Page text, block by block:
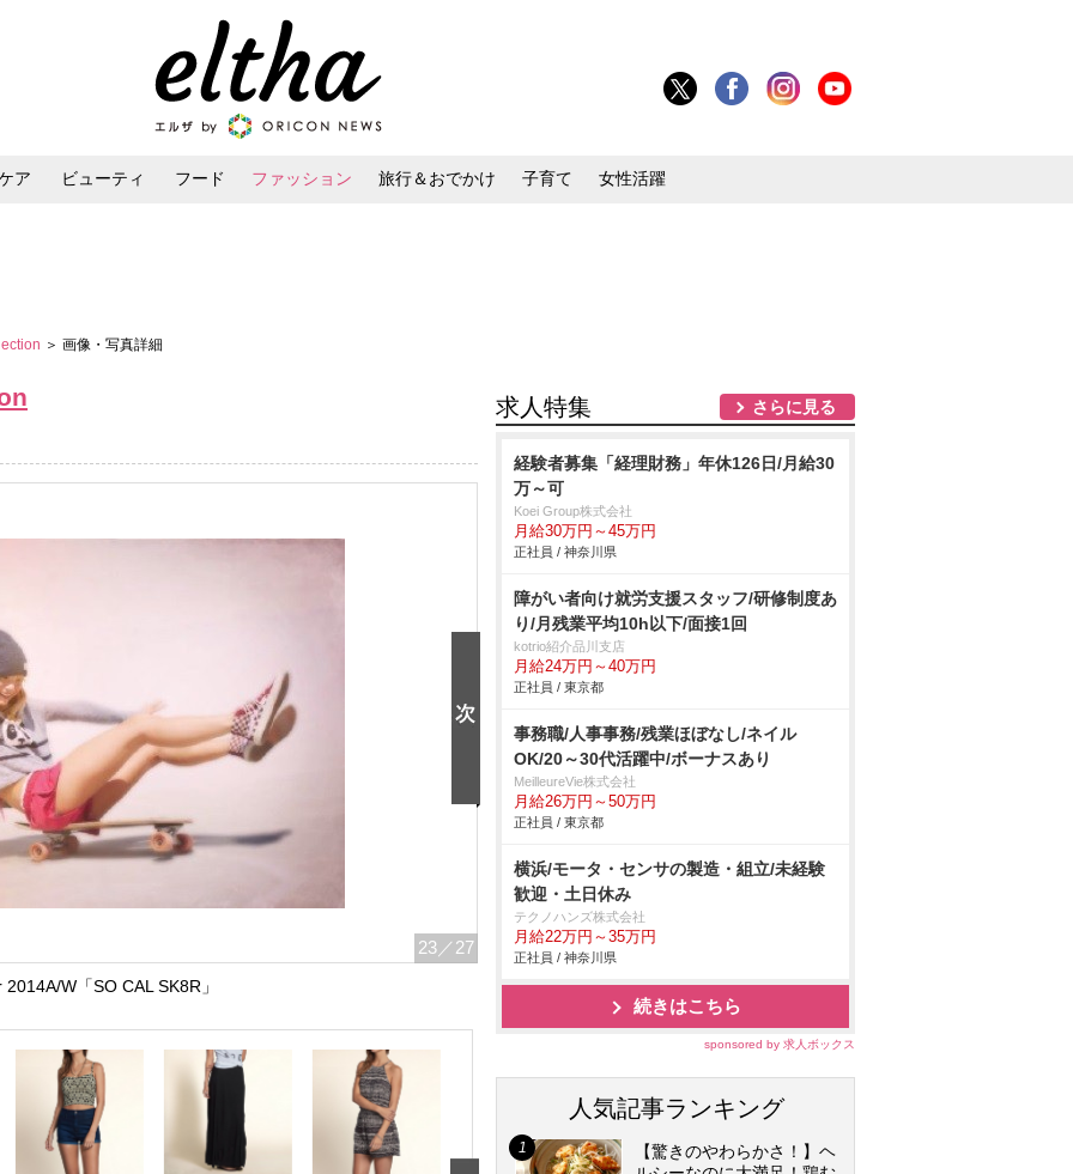
ア ビューティ フード ファッション 旅行＆おでかけ 子育て 女性活躍
＞ 画像・写真詳細
23 ／27
W「SO CAL SK8R」
求人特集 さらに見る
経験者募集「経理財務」年休126日/月給30
万～可
Koei Group株式会社
月給30万円～45万円
正社員 / 神奈川県
障がい者向け就労支援スタッフ/研修制度あ
り/月残業平均10h以下/面接1回
kotrio紹介品川支店
月給24万円～40万円
正社員 / 東京都
事務職/人事事務/残業ほぼなし/ネイル
OK/20～30代活躍中/ボーナスあり
MeilleureVie株式会社
月給26万円～50万円
正社員 / 東京都
横浜/モータ・センサの製造・組立/未経験
歓迎・土日休み
テクノハンズ株式会社
月給22万円～35万円
正社員 / 神奈川県
続きはこちら
sponsored by 求人ボックス
人気記事ランキング
【驚きのやわらかさ！】ヘ